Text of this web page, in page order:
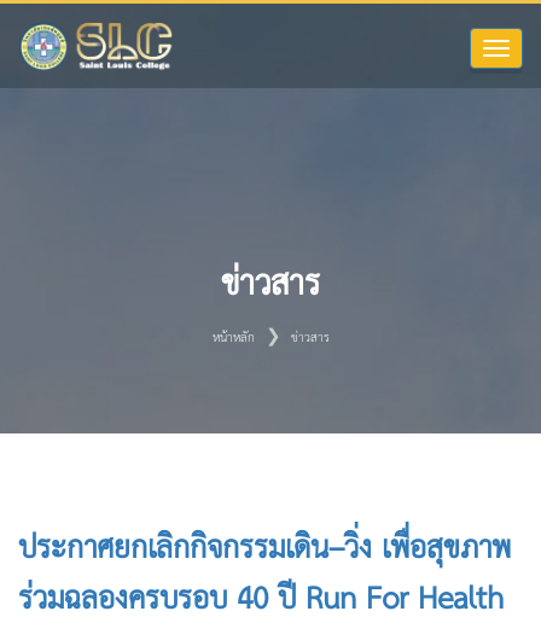
Toggle
ข่าวสาร
หน้าหลัก ข่าวสาร
ประกาศยกเลิกกิจกรรมเดิน–วิ่ง เพื่อสุขภาพ
ร่วมฉลองครบรอบ 40 ปี Run For Health